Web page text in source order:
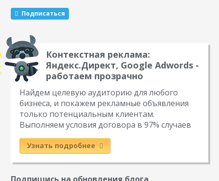
айфон, по дороге…
Подписаться
Контекстная реклама:
Яндекс.Директ, Google Adwords -
работаем прозрачно
Найдем целевую аудиторию для любого
бизнеса, и покажем рекламные объявления
только потенциальным клиентам.
Выполняем условия договора в 97% случаев
Узнать подробнее